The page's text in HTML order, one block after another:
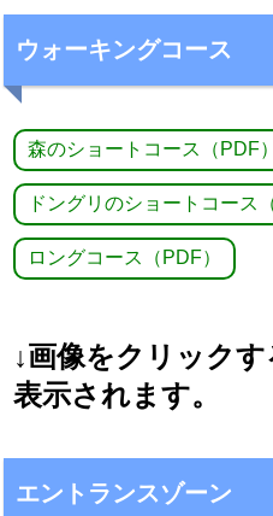
ウォーキングコース
森のショートコース（PDF）
ドングリのショートコース
ロングコース（PDF）
↓画像をクリック
表示されます。
エントランスゾーン